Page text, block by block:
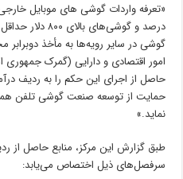
گوشی در سایر رویه‌ها به مأخذ
امور اقتصادی و دارایی (گمرک
حمایت از توسعه صنعت گوشی تلفن
نماید.»
سرفصل‌های ذیل اختصاص می‌یابد: